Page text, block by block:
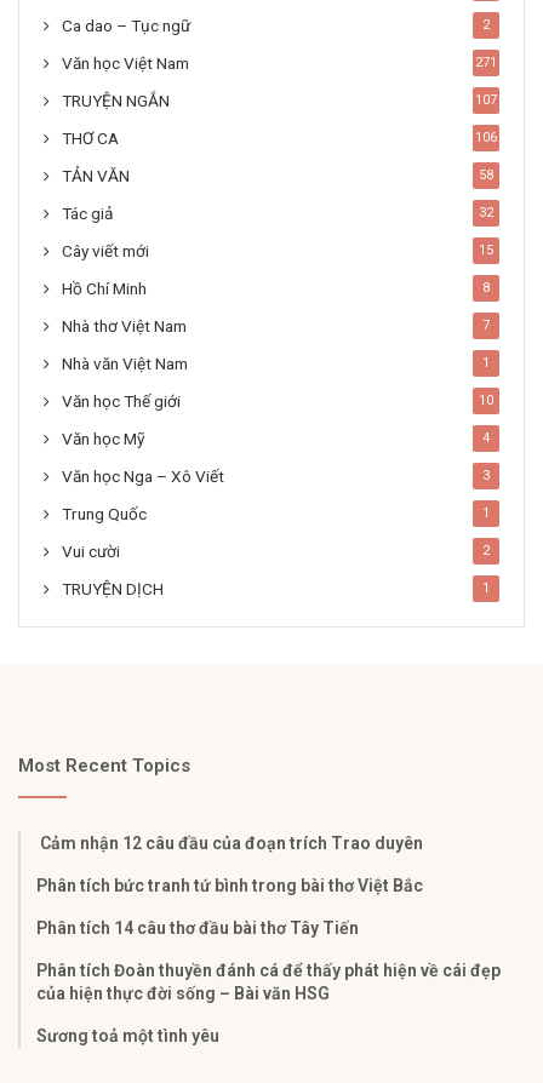
Ca dao – Tục ngữ 2
Văn học Việt Nam 271
TRUYỆN NGẮN 107
THƠ CA 106
TẢN VĂN 58
Tác giả 32
Cây viết mới 15
Hồ Chí Minh 8
Nhà thơ Việt Nam 7
Nhà văn Việt Nam 1
Văn học Thế giới 10
Văn học Mỹ 4
Văn học Nga – Xô Viết 3
Trung Quốc 1
Vui cười 2
TRUYỆN DỊCH 1
Most Recent Topics
Cảm nhận 12 câu đầu của đoạn trích Trao duyên
Phân tích bức tranh tứ bình trong bài thơ Việt Bắc
Phân tích 14 câu thơ đầu bài thơ Tây Tiến
Phân tích Đoàn thuyền đánh cá để thấy phát hiện về cái đẹp
của hiện thực đời sống – Bài văn HSG
Sương toả một tình yêu